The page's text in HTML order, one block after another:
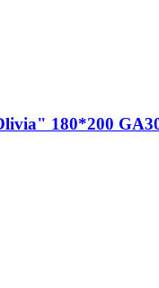
180*200